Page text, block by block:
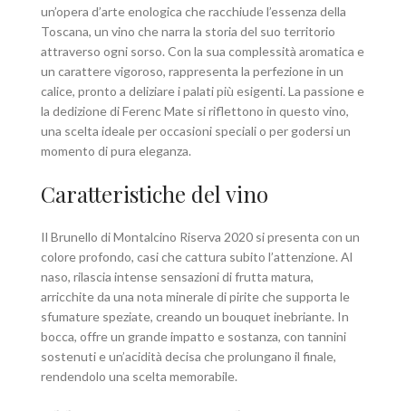
un’opera d’arte enologica che racchiude l’essenza della
Toscana, un vino che narra la storia del suo territorio
attraverso ogni sorso. Con la sua complessità aromatica e
un carattere vigoroso, rappresenta la perfezione in un
calice, pronto a deliziare i palati più esigenti. La passione e
la dedizione di Ferenc Mate si riflettono in questo vino,
una scelta ideale per occasioni speciali o per godersi un
momento di pura eleganza.
Caratteristiche del vino
Il Brunello di Montalcino Riserva 2020 si presenta con un
colore profondo, casi che cattura subito l’attenzione. Al
naso, rilascia intense sensazioni di frutta matura,
arricchite da una nota minerale di pirite che supporta le
sfumature speziate, creando un bouquet inebriante. In
bocca, offre un grande impatto e sostanza, con tannini
sostenuti e un’acidità decisa che prolungano il finale,
rendendolo una scelta memorabile.